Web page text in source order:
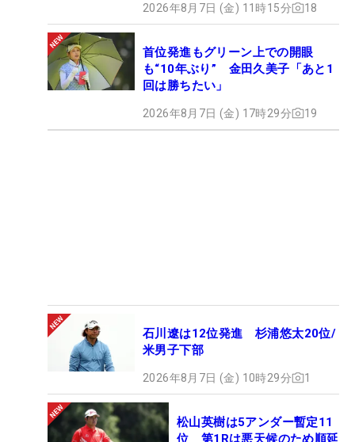
2026年8月7日 (金) 11時15分 18
首位発進もグリーン上での開眼
も“10年ぶり” 金田久美子「あと1
回は勝ちたい」
2026年8月7日 (金) 17時29分 19
石川遼は12位発進 杉浦悠太20位/
米男子下部
2026年8月7日 (金) 10時29分 1
松山英樹は5アンダー暫定11
位 第1Rは悪天候のため順延